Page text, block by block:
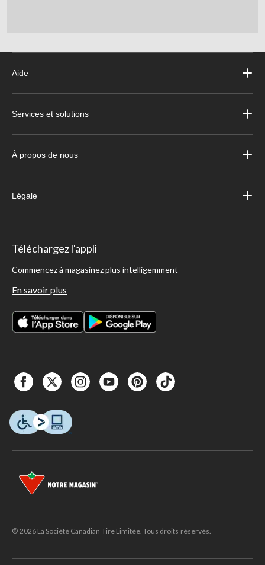
Aide
Services et solutions
À propos de nous
Légale
Téléchargez l'appli
Commencez à magasinez plus intelligemment
En savoir plus
© 2026 La Société Canadian Tire Limitée. Tous droits réservés.